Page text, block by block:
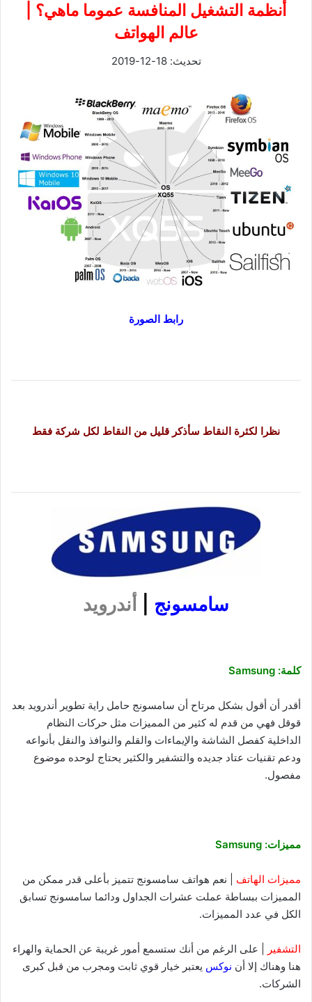
أنظمة التشغيل المنافسة عموما ماهي؟ |
عالم الهواتف
تحديث: 18-12-2019
رابط الصورة
نظرا لكثرة النقاط سأذكر قليل من النقاط لكل شركة فقط
سامسونج أندرويد
كلمة: Samsung
أقدر أن أقول بشكل مرتاح أن سامسونج حامل راية تطوير أندرويد بعد
قوقل فهي من قدم له كثير من المميزات مثل حركات النظام
الداخلية كفصل الشاشة والإيماءات والقلم والنوافذ والنقل بأنواعه
ودعم تقنيات عتاد جديده والتشفير والكثير يحتاج لوحده موضوع
مفصول.
مميزات: Samsung
مميزات الهاتف | نعم هواتف سامسونج تتميز بأعلى قدر ممكن من
المميزات ببساطة عملت عشرات الجداول ودائما سامسونج تسابق
الكل في عدد المميزات.
التشفير
| على الرغم من أنك ستسمع أمور غريبة عن الحماية والهراء
هنا وهناك إلا أن نوكس يعتبر خيار قوي ثابت ومجرب من قبل كبرى
الشركات.